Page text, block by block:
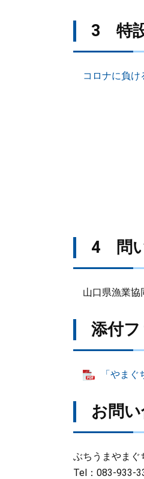
3 特
コロナに負け
4 問
山口県漁業協
添付
「やま
お問
ぶちうまやま
Tel：083-933-